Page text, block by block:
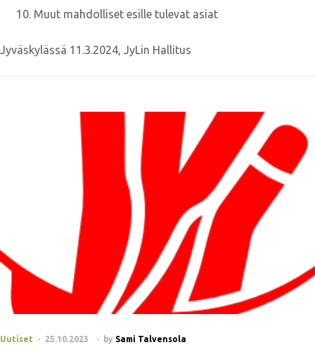
Muut mahdolliset esille tulevat asiat
Jyväskylässä 11.3.2024, JyLin Hallitus
Uutiset 25.10.2023 by Sami Talvensola